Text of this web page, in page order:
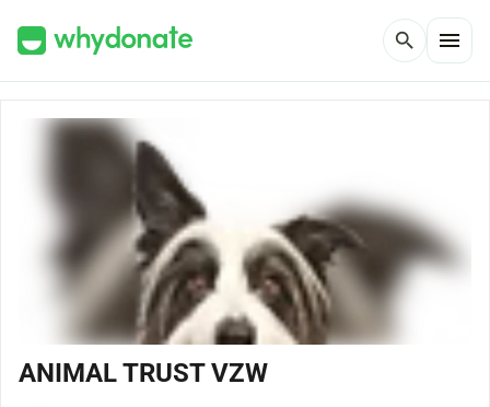
search menu
ANIMAL TRUST VZW